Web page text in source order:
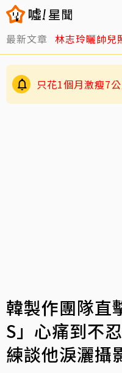
最新文章 林志玲曬帥兒
只花1個月激瘦7
韓製作團隊直
S」心痛到不
練談他淚灑攝